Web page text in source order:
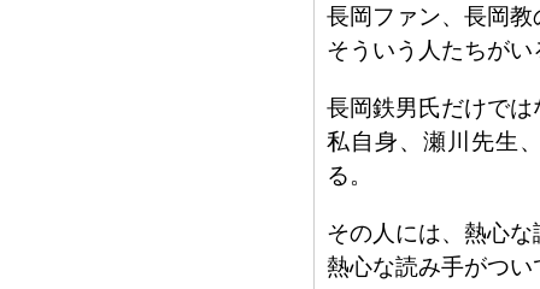
長岡ファン、長岡
そういう人たちが
長岡鉄男氏だけでは
私自身、瀬川先生
る。
その人には、熱心
熱心な読み手がつ